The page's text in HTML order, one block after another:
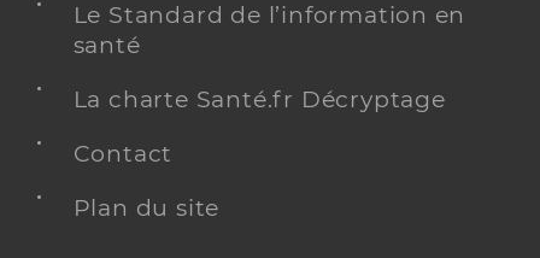
Le Standard de l’information en
santé
La charte Santé.fr Décryptage
Contact
Plan du site